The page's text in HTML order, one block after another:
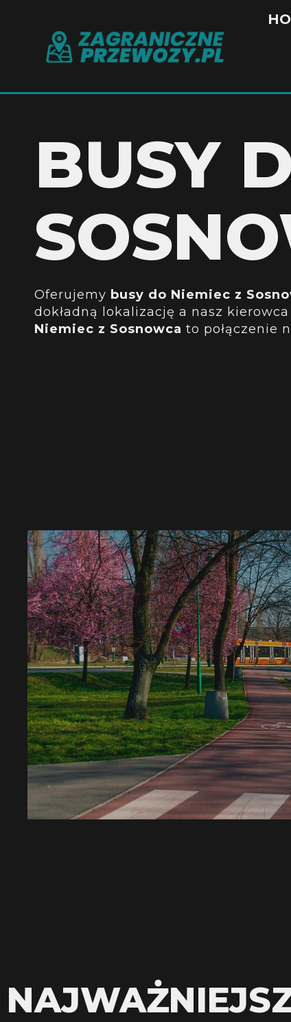
BUSY
Oferujemy busy do Niemiec z
dokładną lokalizację a nasz
Niemiec z Sosnowcato połączenie